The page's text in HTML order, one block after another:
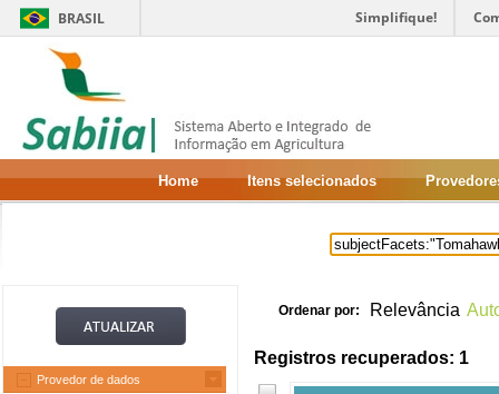
BRASIL Simplifique!
Home Itens selecionados
Provedor de dados
Ordenar por: Relevância
Registros recuperados: 1